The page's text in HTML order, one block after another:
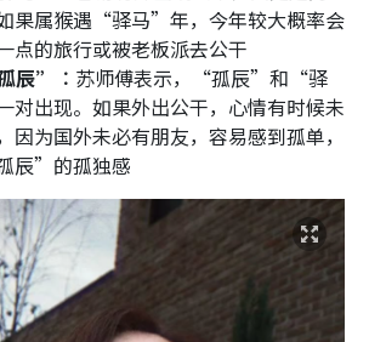
果属猴遇“驿马”年，今年较大概率会
点的旅行或被老板派去公干
辰”︰ 苏师傅表示，“孤辰”和“驿
对出现。如果外出公干，心情有时候未
因为国外未必有朋友，容易感到孤单，
辰”的孤独感